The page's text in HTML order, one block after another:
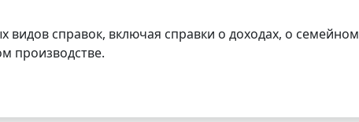
справок, включая справки о доходах, о семейном
производстве.